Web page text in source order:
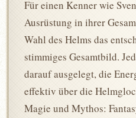
Für einen Kenner wie
Ausrüstung in ihrer
Wahl des Helms das
stimmiges Gesamtbild.
darauf ausgelegt, die
effektiv über die
Magie und Mythos: